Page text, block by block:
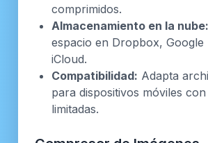
comprimidos.
Almacenamiento en la nube:
espacio en Dropbox, Google
iCloud.
Compatibilidad: Adapta
para dispositivos móviles
limitadas.